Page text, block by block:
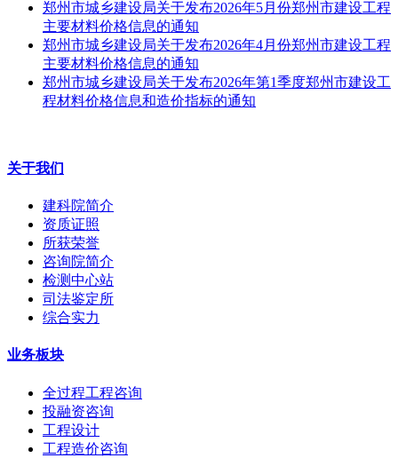
郑州市城乡建设局关于发布2026年5月份郑州市建设工程
主要材料价格信息的通知
郑州市城乡建设局关于发布2026年4月份郑州市建设工程
主要材料价格信息的通知
郑州市城乡建设局关于发布2026年第1季度郑州市建设工
程材料价格信息和造价指标的通知
关于我们
建科院简介
资质证照
所获荣誉
咨询院简介
检测中心站
司法鉴定所
综合实力
业务板块
全过程工程咨询
投融资咨询
工程设计
工程造价咨询